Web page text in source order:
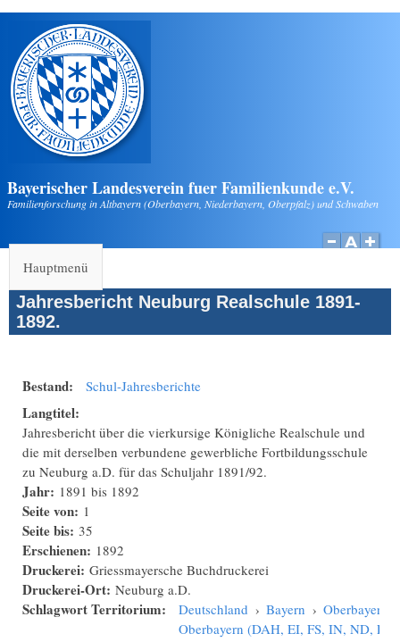
Direkt zum Inhalt
Bayerischer Landesverein fuer Familienkunde e.V.
Familienforschung in Altbayern (Oberbayern, Niederbayern, Oberpfalz) und Schwaben
Hauptmenü
Jahresbericht Neuburg Realschule 1891-
1892.
Bestand: Schul-Jahresberichte
Langtitel:
Jahresbericht über die vierkursige Königliche Realschule und
die mit derselben verbundene gewerbliche Fortbildungsschule
zu Neuburg a.D. für das Schuljahr 1891/92.
Jahr: 1891 bis 1892
Seite von: 1
Seite bis: 35
Erschienen: 1892
Druckerei: Griessmayersche Buchdruckerei
Druckerei-Ort: Neuburg a.D.
Schlagwort Territorium: Deutschland › Bayern › Oberbayern
Oberbayern (DAH, EI, FS, IN, ND,